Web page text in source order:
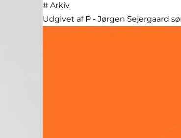
# Arkiv
Udgivet af P - Jørgen Sejergaard